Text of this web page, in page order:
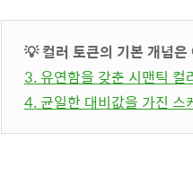
💡 컬러 토큰의 기본 개념
3. 유연함을 갖춘 시맨틱 컬
4. 균일한 대비값을 가진 스